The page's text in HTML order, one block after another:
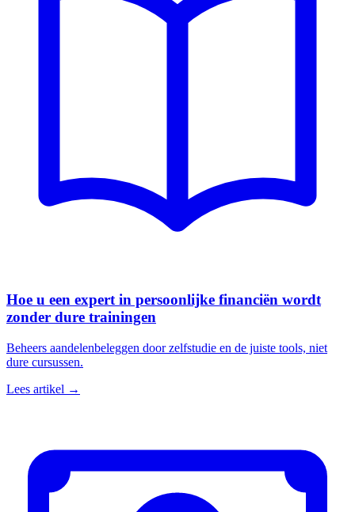
Hoe u een expert in persoonlijke financiën wordt
zonder dure trainingen
Beheers aandelenbeleggen door zelfstudie en de juiste tools, niet
dure cursussen.
Lees artikel →